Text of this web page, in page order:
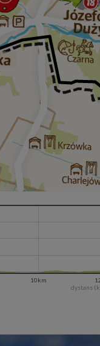
dystans
10km